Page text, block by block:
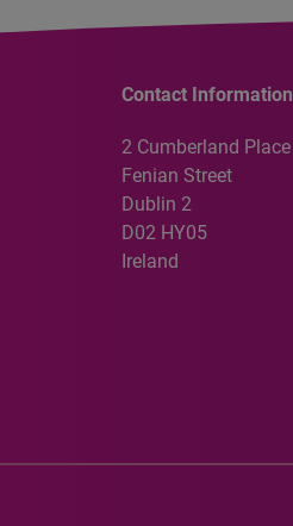
Contact Information
2 Cumberland Place
Fenian Street
Dublin 2
D02 HY05
Ireland